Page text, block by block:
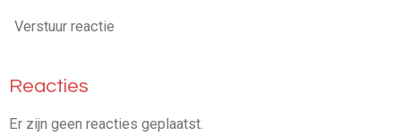
Verstuur reactie
Reacties
Er zijn geen reacties geplaatst.